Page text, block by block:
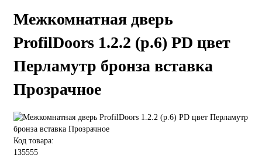
Межкомнатная дверь
ProfilDoors 1.2.2 (р.6) PD цвет
Перламутр бронза вставка
Прозрачное
Код товара:
135555